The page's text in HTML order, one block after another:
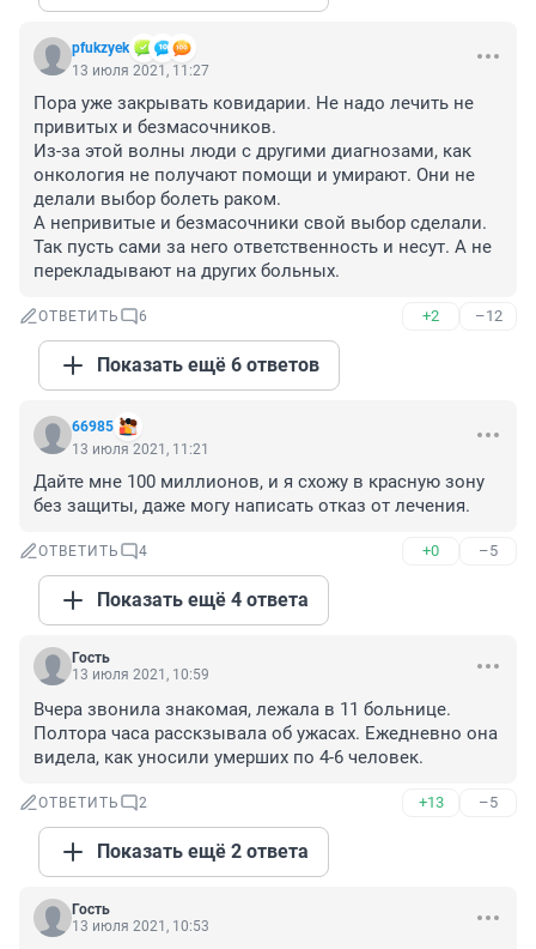
pfukzyek
13 июля 2021, 11:27
Пора уже закрывать ковидарии. Не надо лечить не
привитых и безмасочников.
Из-за этой волны люди с другими диагнозами, как
онкология не получают помощи и умирают. Они не
делали выбор болеть раком.
А непривитые и безмасочники свой выбор сделали.
Так пусть сами за него ответственность и несут. А не
перекладывают на других больных.
ОТВЕТИТЬ 6 +2 –12
Показать ещё 6 ответов
66985
13 июля 2021, 11:21
Дайте мне 100 миллионов, и я схожу в красную зону
без защиты, даже могу написать отказ от лечения.
ОТВЕТИТЬ 4 +0 –5
Показать ещё 4 ответа
Гость
13 июля 2021, 10:59
Вчера звонила знакомая, лежала в 11 больнице.
Полтора часа расскзывала об ужасах. Ежедневно она
видела, как уносили умерших по 4-6 человек.
ОТВЕТИТЬ 2 +13 –5
Показать ещё 2 ответа
Гость
13 июля 2021, 10:53